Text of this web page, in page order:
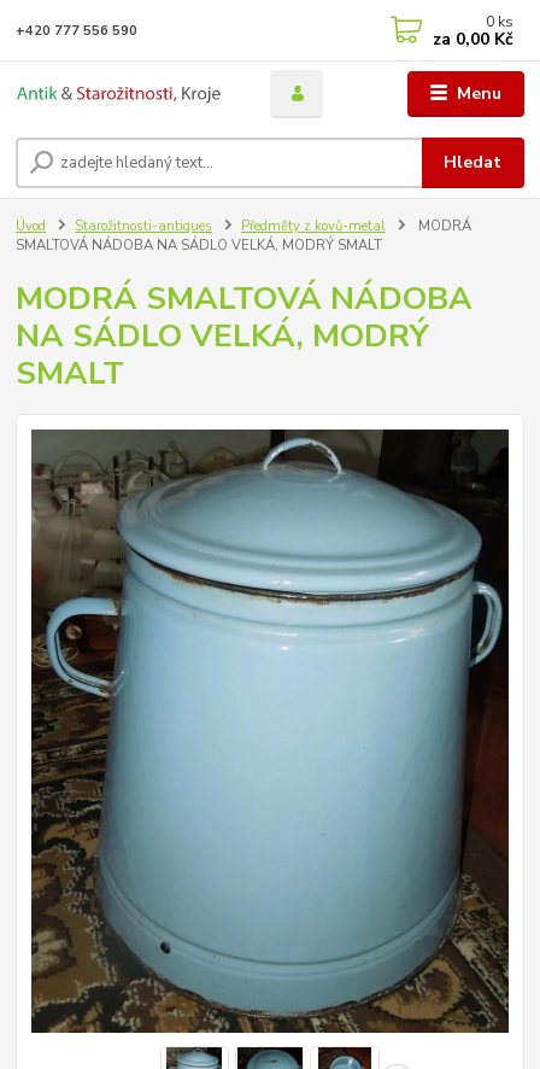
Menu
Hledat
+420 777 556 590 0 ks
za 0,00 Kč
Úvod Starožitnosti-antiques Předměty z kovů-metal
MODRÁ
SMALTOVÁ NÁDOBA NA SÁDLO VELKÁ, MODRÝ SMALT
MODRÁ SMALTOVÁ NÁDOBA
NA SÁDLO VELKÁ, MODRÝ
SMALT